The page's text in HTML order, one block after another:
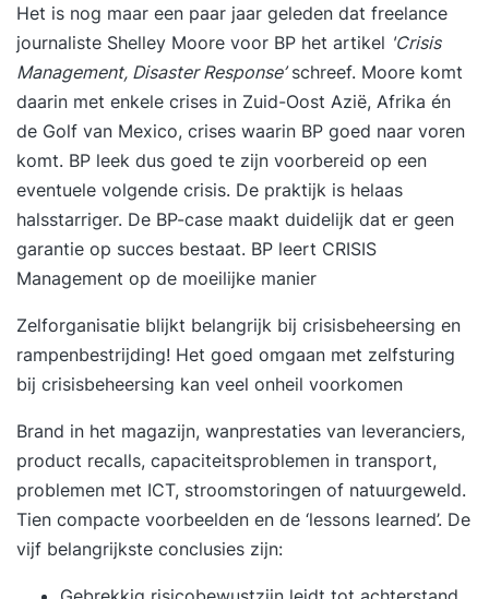
Het is nog maar een paar jaar geleden dat freelance
journaliste Shelley Moore voor BP het artikel 'Crisis
Management, Disaster Response’schreef. Moore komt
daarin met enkele crises in Zuid-Oost Azië, Afrika én
de Golf van Mexico, crises waarin BP goed naar voren
komt. BP leek dus goed te zijn voorbereid op een
eventuele volgende crisis. De praktijk is helaas
halsstarriger. De BP-case maakt duidelijk dat er geen
garantie op succes bestaat. BP leert CRISIS
Management op de moeilijke manier
Zelforganisatie blijkt belangrijk bij crisisbeheersing en
rampenbestrijding! Het goed omgaan met zelfsturing
bij crisisbeheersing kan veel onheil voorkomen
Brand in het magazijn, wanprestaties van leveranciers,
product recalls, capaciteitsproblemen in transport,
problemen met ICT, stroomstoringen of natuurgeweld.
Tien compacte voorbeelden en de ‘lessons learned’. De
vijf belangrijkste conclusies zijn: